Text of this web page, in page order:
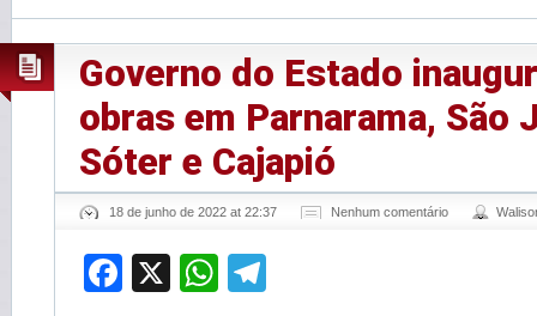
Governo do Estado
obras em Parnarama, São
Sóter e Cajapió
18 de junho de 2022 at 22:37 Nenhum comentário
Facebook
X WhatsApp